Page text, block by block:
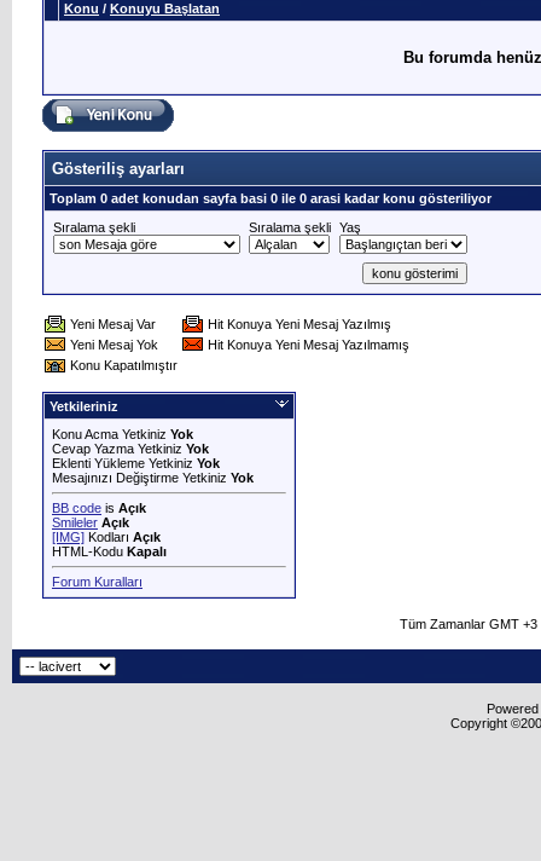
Konu / Konuyu Başlatan
Bu forumda
Gösteriliş ayarları
Toplam 0 adet konudan sayfa basi 0 ile 0 arasi kadar konu gösteriliyor
Sıralama şekli
Sıralama şekli Yaş
Yeni Mesaj Var
Hit Konuya Yeni Mesaj Yazılmış
Yeni Mesaj Yok
Hit Konuya Yeni Mesaj Yazılmamış
Konu Kapatılmıştır
Yetkileriniz
Konu Acma Yetkiniz Yok
Cevap Yazma Yetkiniz Yok
Eklenti Yükleme Yetkiniz Yok
Mesajınızı Değiştirme Yetkiniz Yok
BB code is Açık
Smileler Açık
[IMG] Kodları Açık
HTML-Kodu Kapalı
Forum Kuralları
Tüm Zamanlar GMT
Copyright